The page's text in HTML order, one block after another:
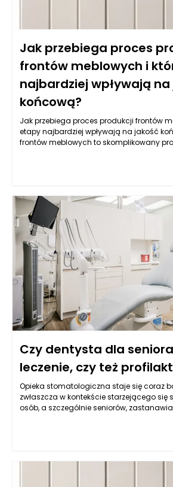
Jak przebiega proces
frontów meblowych i
najbardziej wpływają
końcową?
Jak przebiega proces produkcji frontów
etapy najbardziej wpływają na jakość
frontów meblowych to skomplikowany
Czy dentysta dla
leczenie, czy też
Opieka stomatologiczna staje się coraz
zwłaszcza w kontekście starzejącego się
osób, a szczególnie seniorów,
uzębieniem, czy też obejmują szerszy
starszych, powinna koncentrować się na